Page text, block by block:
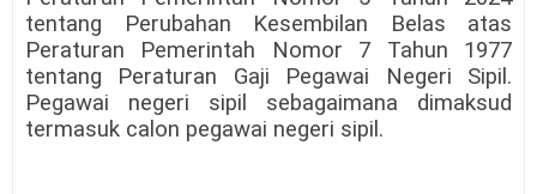
tentang Perubahan Kesembilan Belas atas
Peraturan Pemerintah Nomor 7 Tahun 1977
tentang Peraturan Gaji Pegawai Negeri Sipil.
Pegawai negeri sipil sebagaimana dimaksud
termasuk calon pegawai negeri sipil.